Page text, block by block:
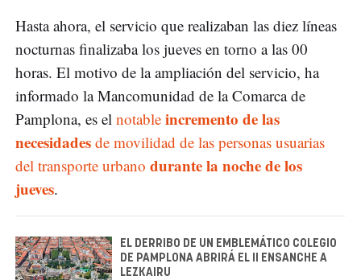
Hasta ahora, el servicio que realizaban las diez líneas
nocturnas finalizaba los jueves en torno a las 00
horas. El motivo de la ampliación del servicio, ha
informado la Mancomunidad de la Comarca de
Pamplona, es el notable incremento de las
necesidades de movilidad de las personas usuarias
del transporte urbano durante la noche de los
jueves.
EL DERRIBO DE UN EMBLEMÁTICO COLEGIO
DE PAMPLONA ABRIRÁ EL II ENSANCHE A
LEZKAIRU